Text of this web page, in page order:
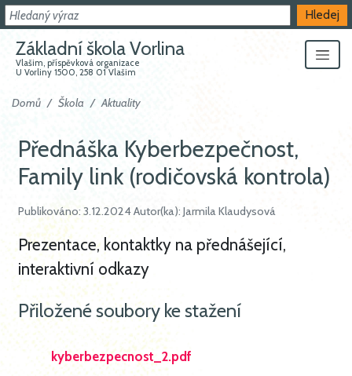
Hledat
Hledej
Základní škola Vorlina
Vlašim, příspěvková organizace
U Vorliny 1500, 258 01 Vlašim
Domů Škola Aktuality
Přednáška Kyberbezpečnost,
Family link (rodičovská kontrola)
Publikováno: 3.12.2024 Autor(ka): Jarmila Klaudysová
Prezentace, kontaktky na přednášející,
interaktivní odkazy
Přiložené soubory ke stažení
kyberbezpecnost_2.pdf